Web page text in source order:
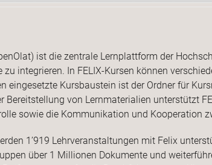
ist die zentrale Lernplattform der
zu integrieren. In FELIX-Kursen können
eingesetzte Kursbaustein ist der Ordner für
Bereitstellung von Lernmaterialien unterstützt
sowie die Kommunikation und Kooperation
1’919 Lehrveranstaltungen mit Felix
über 1 Millionen Dokumente und